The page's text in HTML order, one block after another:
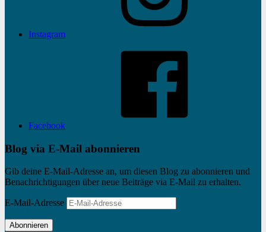
Instagram
Facebook
Blog via E-Mail abonnieren
Gib deine E-Mail-Adresse an, um diesen Blog zu abonnieren und
Benachrichtigungen über neue Beiträge via E-Mail zu erhalten.
E-Mail-Adresse
Abonnieren